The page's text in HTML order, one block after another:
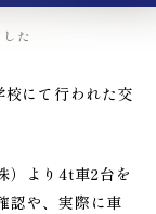
た
にて行われた交
）より4t車2台を
認や、実際に車